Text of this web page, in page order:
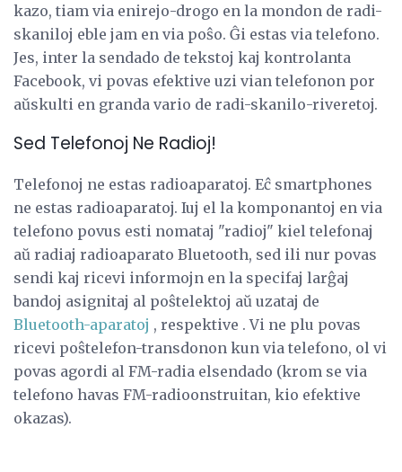
kazo, tiam via enirejo-drogo en la mondon de radi-
skaniloj eble jam en via poŝo. Ĝi estas via telefono.
Jes, inter la sendado de tekstoj kaj kontrolanta
Facebook, vi povas efektive uzi vian telefonon por
aŭskulti en granda vario de radi-skanilo-riveretoj.
Sed Telefonoj Ne Radioj!
Telefonoj ne estas radioaparatoj. Eĉ smartphones
ne estas radioaparatoj. Iuj el la komponantoj en via
telefono povus esti nomataj "radioj" kiel telefonaj
aŭ radiaj radioaparato Bluetooth, sed ili nur povas
sendi kaj ricevi informojn en la specifaj larĝaj
bandoj asignitaj al poŝtelektoj aŭ uzataj de
Bluetooth-aparatoj , respektive . Vi ne plu povas
ricevi poŝtelefon-transdonon kun via telefono, ol vi
povas agordi al FM-radia elsendado (krom se via
telefono havas FM-radioonstruitan, kio efektive
okazas).